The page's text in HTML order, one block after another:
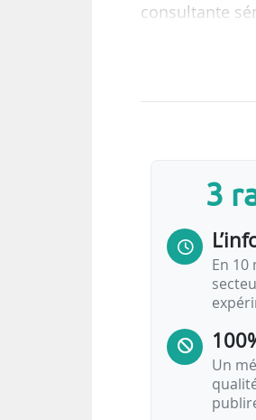
consultante
3
En 10
Un